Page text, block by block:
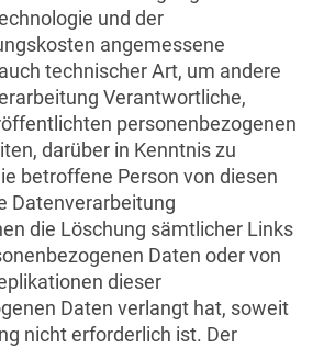
und der
angemessene
technischer Art, um andere
Verantwortliche,
personenbezogenen
darüber in Kenntnis zu
betroffene Person von diesen
Datenverarbeitung
die Löschung sämtlicher Links
Daten oder von
dieser
Daten verlangt hat, soweit
nicht erforderlich ist. Der